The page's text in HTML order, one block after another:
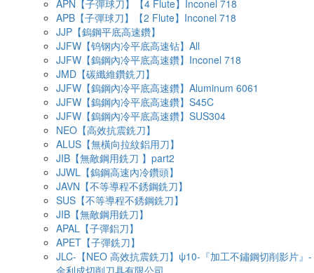
APN【子彈球刀】【4 Flute】Inconel 718
APB【子彈球刀】【2 Flute】Inconel 718
JJP【鎢鋼平底高速鑽】
JJFW【钨钢内冷平底高速钻】All
JJFW【鎢鋼內冷平底高速鑽】Inconel 718
JMD【碳纖維鑽銑刀】
JJFW【鎢鋼內冷平底高速鑽】Aluminum 6061
JJFW【鎢鋼內冷平底高速鑽】S45C
JJFW【鎢鋼內冷平底高速鑽】SUS304
NEO【高效抗震銑刀】
ALUS【無橫向拉紋鋁用刀】
JIB【無敵鋼用銑刀 】part2
JJWL【鎢鋼高速內冷鑽頭】
JAVN【不等導程不銹鋼銑刀】
SUS【不等導程不銹鋼銑刀】
JIB【無敵鋼用銑刀】
APAL【子彈鋁刀】
APET【子彈銑刀】
JLC-【NEO 高效抗震銑刀】ψ10-『加工不鏽鋼切削影片』-
金利成切削刀具有限公司